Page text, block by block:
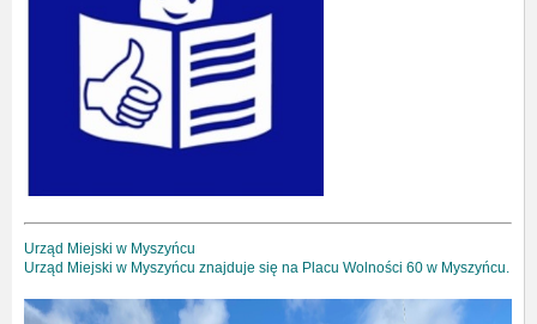
Urząd Miejski w Myszyńcu
Urząd Miejski w Myszyńcu znajduje się na Placu Wolności 60 w Myszyńcu.